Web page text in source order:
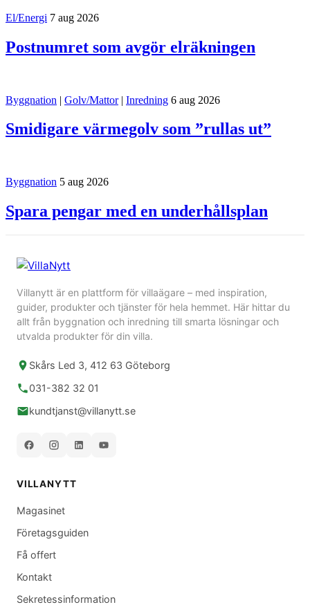
El/Energi 7 aug 2026
Postnumret som avgör elräkningen
Byggnation | Golv/Mattor | Inredning 6 aug 2026
Smidigare värmegolv som ”rullas ut”
Byggnation 5 aug 2026
Spara pengar med en underhållsplan
Villanytt är en plattform för villaägare – med inspiration,
guider, produkter och tjänster för hela hemmet. Här hittar du
allt från byggnation och inredning till smarta lösningar och
utvalda produkter för din villa.
Skårs Led 3, 412 63 Göteborg
031-382 32 01
kundtjanst@villanytt.se
VILLANYTT
Magasinet
Företagsguiden
Få offert
Kontakt
Sekretessinformation